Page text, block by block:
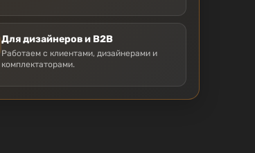
Для дизайнеров и B2B
Работаем с клиентами, дизайнерами и
комплектаторами.